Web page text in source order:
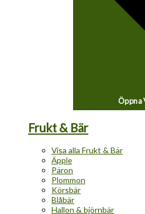
Öppna
Frukt & Bär
Visa alla Frukt & Bär
Äpple
Päron
Plommon
Körsbär
Blåbär
Hallon & björnbär